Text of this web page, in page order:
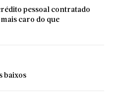
pessoal contratado
caro do que
baixos